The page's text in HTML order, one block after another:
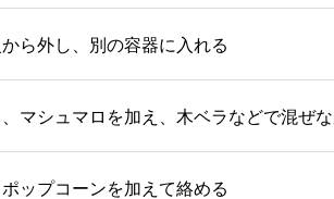
ら外し、別の容器に入れる⠀
マシュマロを加え、木ベラなどで混ぜ
ップコーンを加えて絡める ⠀